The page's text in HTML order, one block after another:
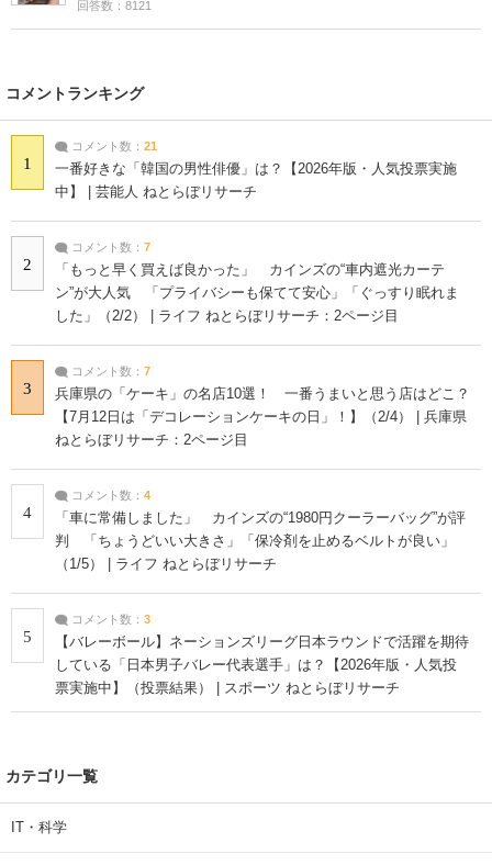
回答数：8121
コメントランキング
1
コメント数： 21
一番好きな「韓国の男性俳優」は？【2026年版・人気投票実施
中】 | 芸能人 ねとらぼリサーチ
2
コメント数： 7
「もっと早く買えば良かった」 カインズの“車内遮光カーテ
ン”が大人気 「プライバシーも保てて安心」「ぐっすり眠れま
した」（2/2） | ライフ ねとらぼリサーチ：2ページ目
3
コメント数： 7
兵庫県の「ケーキ」の名店10選！ 一番うまいと思う店はどこ？
【7月12日は「デコレーションケーキの日」！】（2/4） | 兵庫県
ねとらぼリサーチ：2ページ目
4
コメント数： 4
「車に常備しました」 カインズの“1980円クーラーバッグ”が評
判 「ちょうどいい大きさ」「保冷剤を止めるベルトが良い」
（1/5） | ライフ ねとらぼリサーチ
5
コメント数： 3
【バレーボール】ネーションズリーグ日本ラウンドで活躍を期待
している「日本男子バレー代表選手」は？【2026年版・人気投
票実施中】（投票結果） | スポーツ ねとらぼリサーチ
カテゴリ一覧
IT・科学